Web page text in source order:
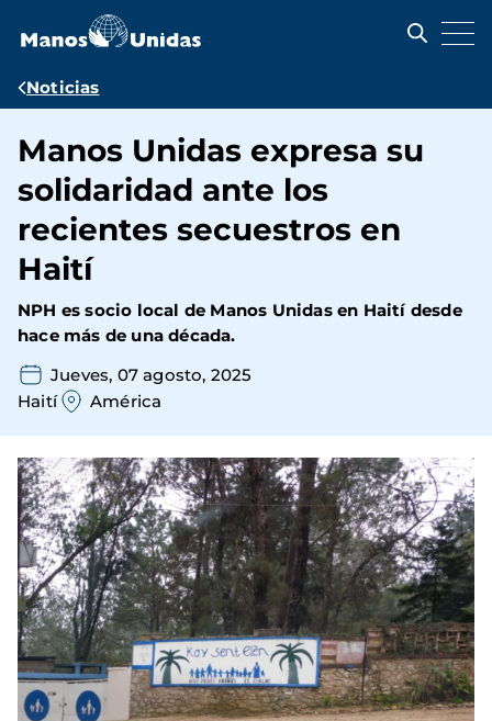
contenido
Ruta
navegación
Noticias
Manos Unidas expresa su
solidaridad ante los
recientes secuestros en
Haití
NPH es socio local de Manos Unidas en Haití desde
hace más de una década.
Jueves, 07 agosto, 2025
Haití
América